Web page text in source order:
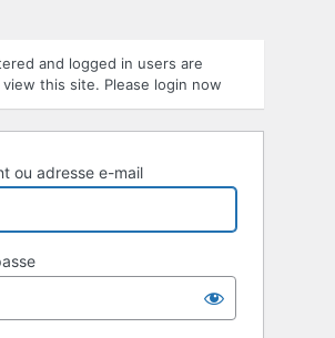
and logged in users are
this site. Please login now
ou adresse e-mail